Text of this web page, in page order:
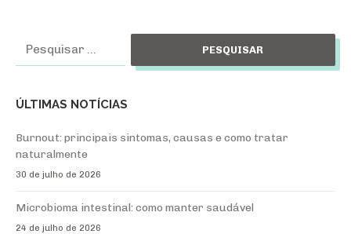
Pesquisar
por:
ÚLTIMAS NOTÍCIAS
Burnout: principais sintomas, causas e como tratar
naturalmente
30 de julho de 2026
Microbioma intestinal: como manter saudável
24 de julho de 2026